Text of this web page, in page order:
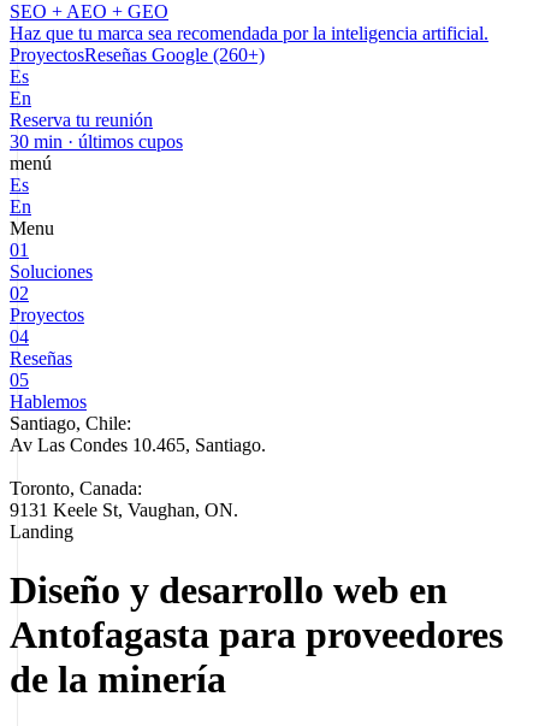
SEO + AEO + GEO
Haz que tu marca sea recomendada por la inteligencia artificial.
ProyectosReseñas Google (260+)
Es
En
Reserva tu reunión
30 min · últimos cupos
menú
Es
En
Menu
01
Soluciones
02
Proyectos
04
Reseñas
05
Hablemos
Santiago, Chile:
Av Las Condes 10.465, Santiago.
Toronto, Canada:
9131 Keele St, Vaughan, ON.
Landing
Diseño y desarrollo web en
Antofagasta para proveedores
de la minería